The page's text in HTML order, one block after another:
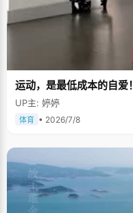
运动，是最低成本的自爱！
UP主: 婷婷
体育 • 2026/7/8